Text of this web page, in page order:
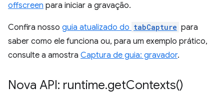
offscreen para iniciar a gravação.
Confira nosso guia atualizado do tabCapture para
saber como ele funciona ou, para um exemplo prático,
consulte a amostra Captura de guia: gravador.
Nova API: runtime.getContexts()